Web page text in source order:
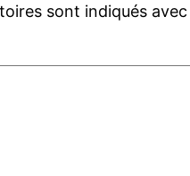
sont indiqués avec